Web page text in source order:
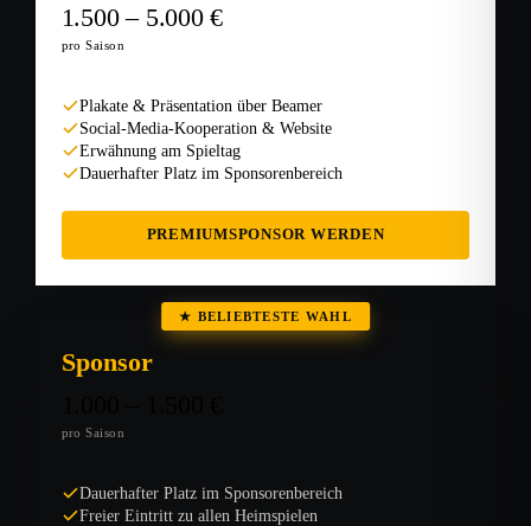
1.500 – 5.000 €
pro Saison
Plakate & Präsentation über Beamer
Social-Media-Kooperation & Website
Erwähnung am Spieltag
Dauerhafter Platz im Sponsorenbereich
PREMIUMSPONSOR WERDEN
★ BELIEBTESTE WAHL
Sponsor
pro Saison
Dauerhafter Platz im Sponsorenbereich
Freier Eintritt zu allen Heimspielen